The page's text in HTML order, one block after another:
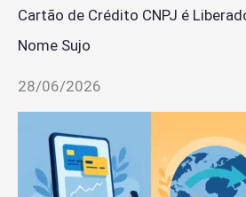
Cartão de Crédito CNPJ é
Nome Sujo
28/06/2026